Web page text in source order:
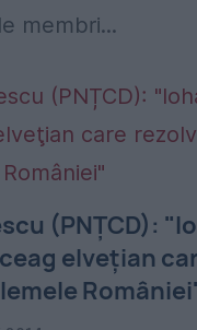
membri...
(PNȚCD):
elveţian